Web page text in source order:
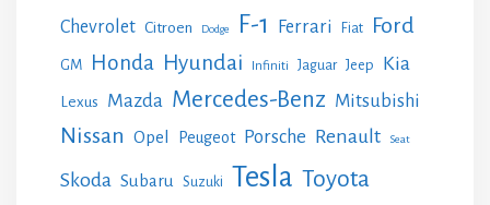
Chevrolet Citroen Dodge F-1 Ferrari Fiat Ford
GM Honda Hyundai Infiniti Jaguar Jeep Kia
Lexus Mazda Mercedes-Benz Mitsubishi
Nissan Opel Peugeot Porsche Renault Seat
Skoda Subaru Suzuki Tesla Toyota